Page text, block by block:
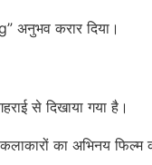
अनुभव करार दिया।
से दिखाया गया है।
का अभिनय फिल्म